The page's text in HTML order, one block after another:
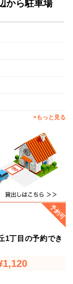
から駐車場
>もっと見る
予約可
1丁目の予約でき